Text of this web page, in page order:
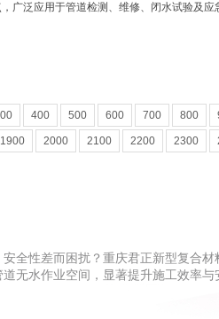
广泛应用于管道检测、维修、闭水试验及
400 500 600 700 800
1900 2000 2100 2200 2300
全性差而困扰？重庆君正新型复合材
无水作业空间，显著提升施工效率